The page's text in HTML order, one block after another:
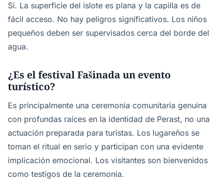
Sí. La superficie del islote es plana y la capilla es de
fácil acceso. No hay peligros significativos. Los niños
pequeños deben ser supervisados cerca del borde del
agua.
¿Es el festival Fašinada un evento
turístico?
Es principalmente una ceremonia comunitaria genuina
con profundas raíces en la identidad de Perast, no una
actuación preparada para turistas. Los lugareños se
toman el ritual en serio y participan con una evidente
implicación emocional. Los visitantes son bienvenidos
como testigos de la ceremonia.